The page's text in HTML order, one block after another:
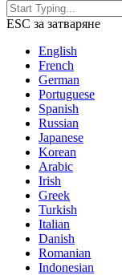
ESC за затваряне
English
French
German
Portuguese
Spanish
Russian
Japanese
Korean
Arabic
Irish
Greek
Turkish
Italian
Danish
Romanian
Indonesian